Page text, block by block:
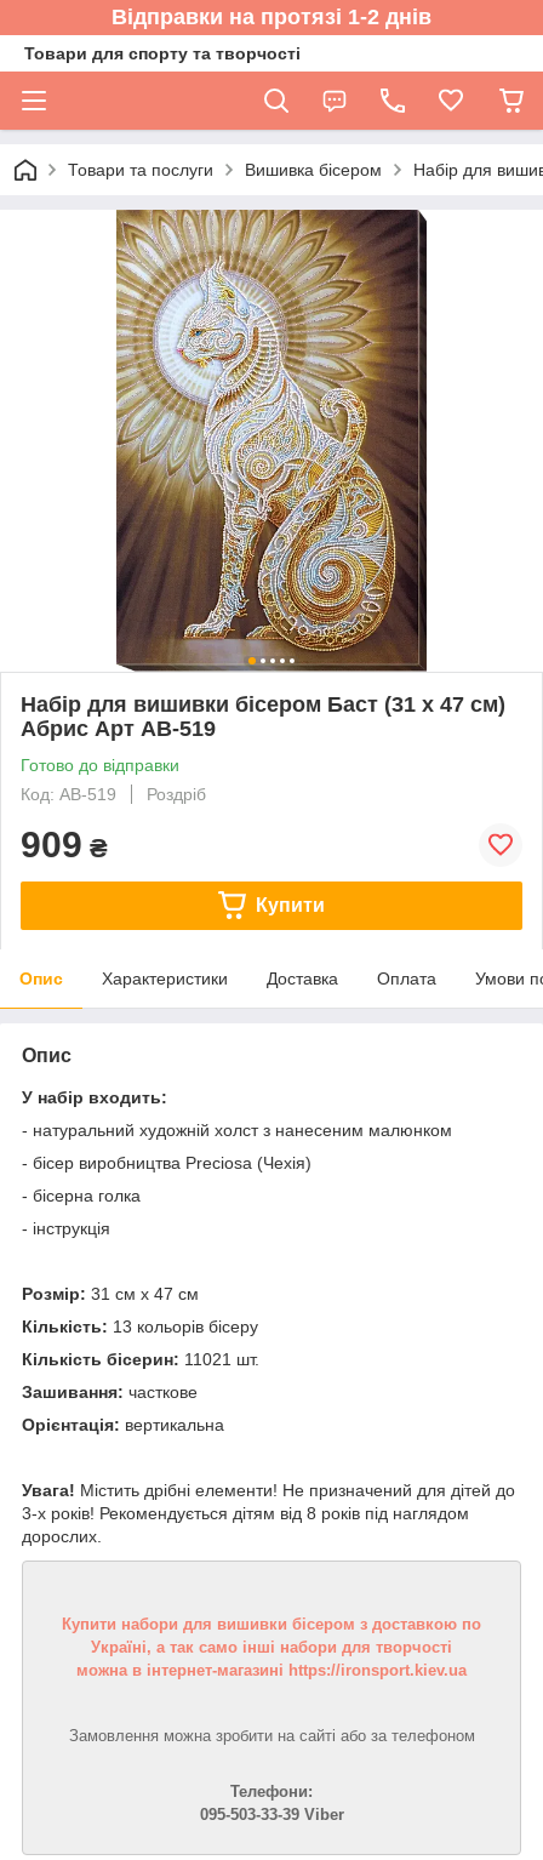
Відправки на протязі 1-2 днів
Товари для спорту та творчості
Товари та послуги Вишивка бісером Набір для
Набір для вишивки бісером Баст (31 х 47 см)
Абрис Арт AB-519
Готово до відправки
Код: AB-519
Роздріб
909 ₴
Купити
Опис Характеристики Доставка Оплата Умови
Опис
У набір входить:
- натуральний художній холст з нанесеним малюнком
- бісер виробництва Preciosa (Чехія)
- бісерна голка
- інструкція
Розмір: 31 см х 47 см
Кількість: 13 кольорів бісеру
Кількість бісерин: 11021 шт.
Зашивання: часткове
Орієнтація: вертикальна
Увага! Містить дрібні елементи! Не призначений для дітей до
3-х років! Рекомендується дітям від 8 років під наглядом
дорослих.
Купити набори для вишивки бісером з доставкою по
Україні, а так само інші набори для творчості
можна в інтернет-магазині https://ironsport.kiev.ua
Замовлення можна зробити на сайті або за телефоном
Телефони:
095-503-33-39 Viber